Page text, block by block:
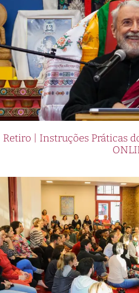
Retiro | Instruções Práticas